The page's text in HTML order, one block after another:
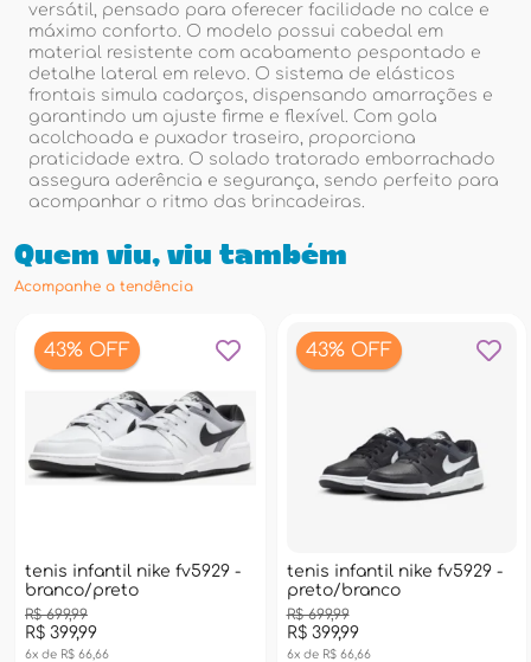
versátil, pensado para oferecer facilidade no calce e
máximo conforto. O modelo possui cabedal em
material resistente com acabamento pespontado e
detalhe lateral em relevo. O sistema de elásticos
frontais simula cadarços, dispensando amarrações e
garantindo um ajuste firme e flexível. Com gola
acolchoada e puxador traseiro, proporciona
praticidade extra. O solado tratorado emborrachado
assegura aderência e segurança, sendo perfeito para
acompanhar o ritmo das brincadeiras.
Quem viu, viu também
Acompanhe a tendência
43% OFF
tenis infantil nike fv5929 -
branco/preto
R$ 399,99
R$ 699,99
6x de R$ 66,66
43% OFF
tenis infantil nike fv5929 -
preto/branco
R$ 399,99
R$ 699,99
6x de R$ 66,66